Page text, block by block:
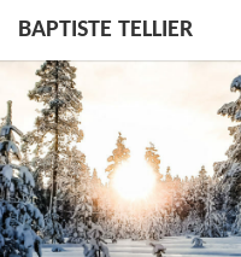
BAPTISTE TELLIER